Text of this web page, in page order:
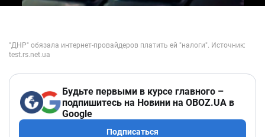
Будьте первыми в курсе главного –
подпишитесь на Новини на OBOZ.UA в
Google
Подписаться